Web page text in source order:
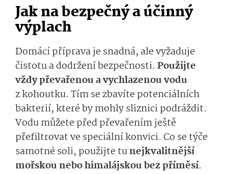
Jak na bezpečný a účinný
výplach
Domácí příprava je snadná, ale vyžaduje
čistotu a dodržení bezpečnosti. Použijte
vždy převařenou a vychlazenou vodu
z kohoutku. Tím se zbavíte potenciálních
bakterií, které by mohly sliznici podráždit.
Vodu můžete před převařením ještě
přefiltrovat ve speciální konvici. Co se týče
samotné soli, použijte tunejkvalitnější
mořskou nebo himalájskou bez příměsí.